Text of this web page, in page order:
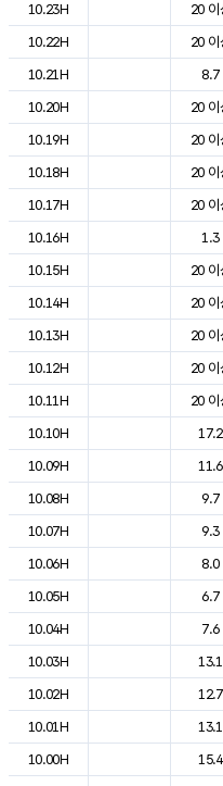
10.23H
20 이
10.22H
20 이
10.21H
8.7
10.20H
20 이
10.19H
20 이
10.18H
20 이
10.17H
20 이
10.16H
1.3
10.15H
20 이
10.14H
20 이
10.13H
20 이
10.12H
20 이
10.11H
20 이
10.10H
17.2
10.09H
11.6
10.08H
9.7
10.07H
9.3
10.06H
8.0
10.05H
6.7
10.04H
7.6
10.03H
13.1
10.02H
12.7
10.01H
13.1
10.00H
15.4